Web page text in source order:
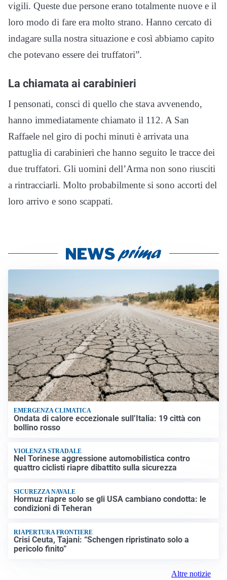
vigili. Queste due persone erano totalmente nuove e il
loro modo di fare era molto strano. Hanno cercato di
indagare sulla nostra situazione e così abbiamo capito
che potevano essere dei truffatori”.
La chiamata ai carabinieri
I pensonati, consci di quello che stava avvenendo,
hanno immediatamente chiamato il 112. A San
Raffaele nel giro di pochi minuti è arrivata una
pattuglia di carabinieri che hanno seguito le tracce dei
due truffatori. Gli uomini dell’Arma non sono riusciti
a rintracciarli. Molto probabilmente si sono accorti del
loro arrivo e sono scappati.
EMERGENZA CLIMATICA
Ondata di calore eccezionale sull’Italia: 19 città con
bollino rosso
VIOLENZA STRADALE
Nel Torinese aggressione automobilistica contro
quattro ciclisti riapre dibattito sulla sicurezza
SICUREZZA NAVALE
Hormuz riapre solo se gli USA cambiano condotta: le
condizioni di Teheran
RIAPERTURA FRONTIERE
Crisi Ceuta, Tajani: “Schengen ripristinato solo a
pericolo finito”
Altre notizie